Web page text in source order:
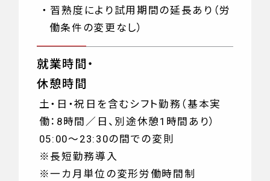
・習熟度により試用期間の延長あり（労
働条件の変更なし）
就業時間・
休憩時間
土・日・祝日を含むシフト勤務（基本実
働：8時間／日、別途休憩1時間あり）
05:00～23:30の間での変則
※長短勤務導入
※一カ月単位の変形労働時間制